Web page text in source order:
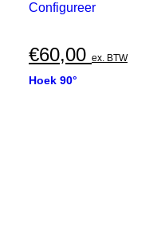
Configureer
€60,00 ex. BTW
Hoek 90°